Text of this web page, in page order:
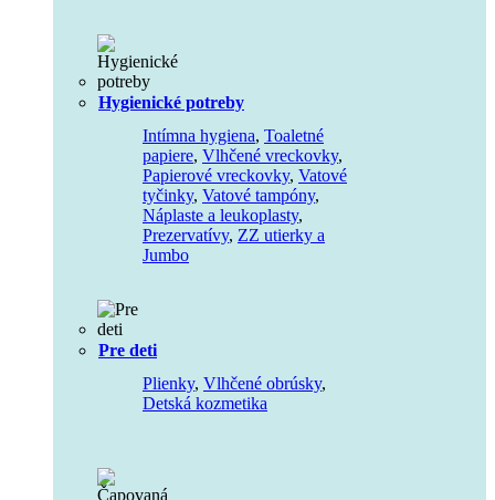
Hygienické potreby
Intímna hygiena, Toaletné
papiere, Vlhčené vreckovky,
Papierové vreckovky, Vatové
tyčinky, Vatové tampóny,
Náplaste a leukoplasty,
Prezervatívy, ZZ utierky a
Jumbo
Pre deti
Plienky, Vlhčené obrúsky,
Detská kozmetika